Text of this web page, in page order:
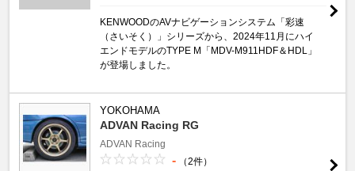
KENWOODのAVナビゲーションシステム「彩速
（さいそく）」シリーズから、2024年11月にハイ
エンドモデルのTYPE M「MDV-M911HDF＆HDL」
が登場しました。
YOKOHAMA
ADVAN Racing RG
ADVAN Racing
- （2件）